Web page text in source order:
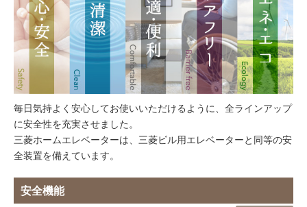
毎日気持よく安心してお使いいただけるように、全ラインアップ
に安全性を充実させました。
三菱ホームエレベーターは、三菱ビル用エレベーターと同等の安
全装置を備えています。
安全機能